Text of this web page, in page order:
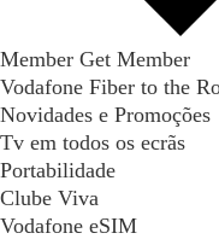
Member Get Member
Vodafone Fiber to the
Novidades e Promoções
Tv em todos os ecrãs
Portabilidade
Clube Viva
Vodafone eSIM